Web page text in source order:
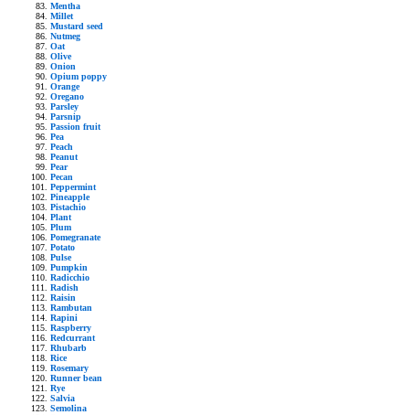
Mentha
Millet
Mustard seed
Nutmeg
Oat
Olive
Onion
Opium poppy
Orange
Oregano
Parsley
Parsnip
Passion fruit
Pea
Peach
Peanut
Pear
Pecan
Peppermint
Pineapple
Pistachio
Plant
Plum
Pomegranate
Potato
Pulse
Pumpkin
Radicchio
Radish
Raisin
Rambutan
Rapini
Raspberry
Redcurrant
Rhubarb
Rice
Rosemary
Runner bean
Rye
Salvia
Semolina